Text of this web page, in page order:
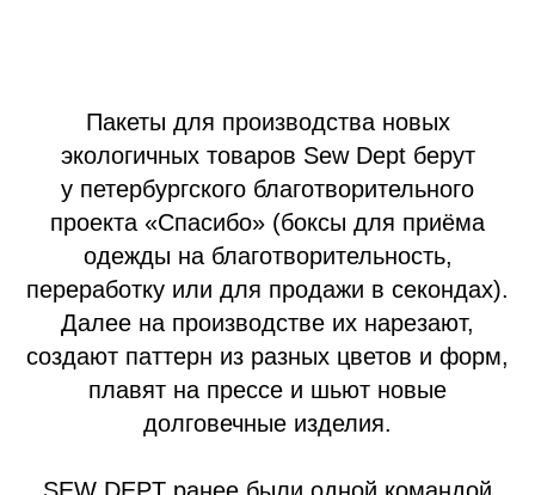
Пакеты для производства новых
экологичных товаров Sew Dept берут
у петербургского благотворительного
проекта «Спасибо» (боксы для приёма
одежды на благотворительность,
переработку или для продажи в секондах).
Далее на производстве их нарезают,
создают паттерн из разных цветов и форм,
плавят на прессе и шьют новые
долговечные изделия.